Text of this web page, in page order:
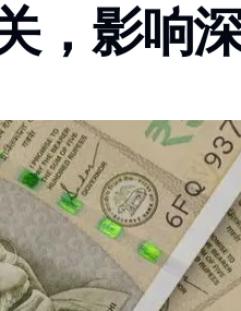
，影响